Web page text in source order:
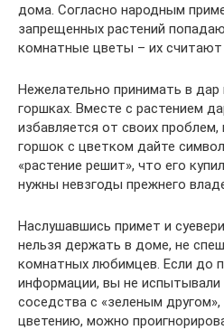
дома. Согласно народным
запрещенных растений
комнатные цветы – их считают
Нежелательно принимать в
горшках. Вместе с растением
избавляется от своих
горшок с цветком дайте
«растение решит», что его
нужны невзгоды прежнего
Наслушавшись примет и
нельзя держать в доме, не
комнатных любимцев. Если до
информации, вы не
соседства с «зеленым другом»,
цветению, можно